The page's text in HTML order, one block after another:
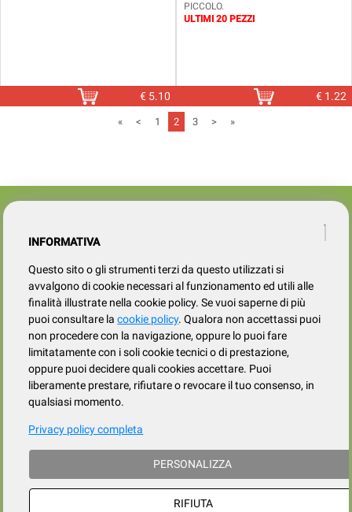
€ 5.10
PICCOLO.
ULTIMI 20 PEZZI
€ 1.22
« < 1 2 3 > »
Registrati
Il mio account
Condizioni di vendita
Privacy
Cookies policy
Frazione Fila, 106/c, Loc. Trivero, 13835 Valdilana (BI) | tel. 015.737.634
e Vercelli: 02339730026
iscritta al REA presso la CCIAA di Biella al numero BI 186883, Capitale
INFORMATIVA
Questo sito o gli strumenti terzi da questo utilizzati si
avvalgono di cookie necessari al funzionamento ed utili alle
finalità illustrate nella cookie policy. Se vuoi saperne di più
puoi consultare lacookie policy. Qualora non accettassi puoi
non procedere con la navigazione, oppure lo puoi fare
limitatamente con i soli cookie tecnici o di prestazione,
oppure puoi decidere quali cookies accettare. Puoi
liberamente prestare, rifiutare o revocare il tuo consenso, in
qualsiasi momento.
Privacy policy completa
PERSONALIZZA
RIFIUTA